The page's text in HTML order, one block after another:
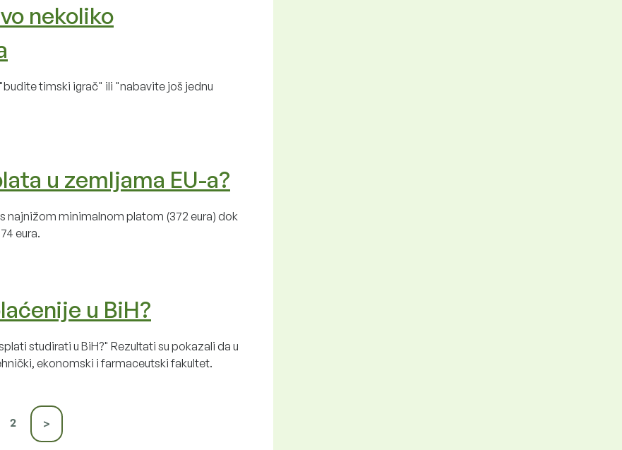
nekoliko
timski igrač" ili "nabavite još jednu
u zemljama EU-a?
najnižom minimalnom platom (372 eura) dok
eura.
u BiH?
studirati u BiH?" Rezultati su pokazali da u
ekonomski i farmaceutski fakultet.
2 >